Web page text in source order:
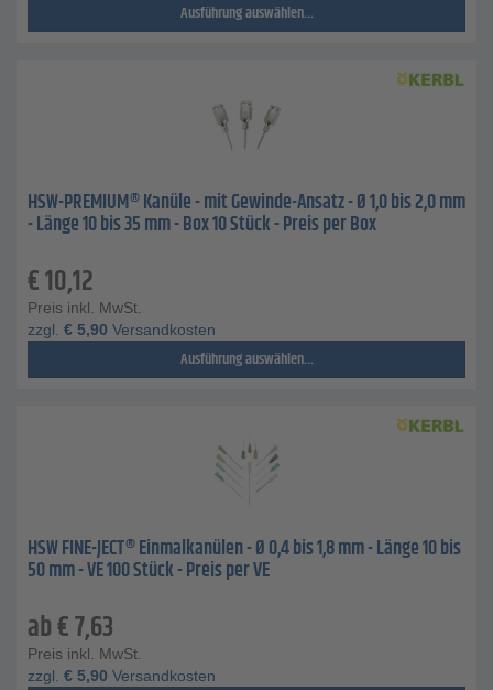
Ausführung auswählen...
HSW-PREMIUM® Kanüle - mit Gewinde-Ansatz - Ø 1,0 bis 2,0 mm
- Länge 10 bis 35 mm - Box 10 Stück - Preis per Box
€10,12
Preis inkl. MwSt.
zzgl. € 5,90 Versandkosten
Ausführung auswählen...
HSW FINE-JECT® Einmalkanülen - Ø 0,4 bis 1,8 mm - Länge 10 bis
50 mm - VE 100 Stück - Preis per VE
ab€7,63
Preis inkl. MwSt.
zzgl. € 5,90 Versandkosten